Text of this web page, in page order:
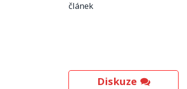
článek
Diskuze